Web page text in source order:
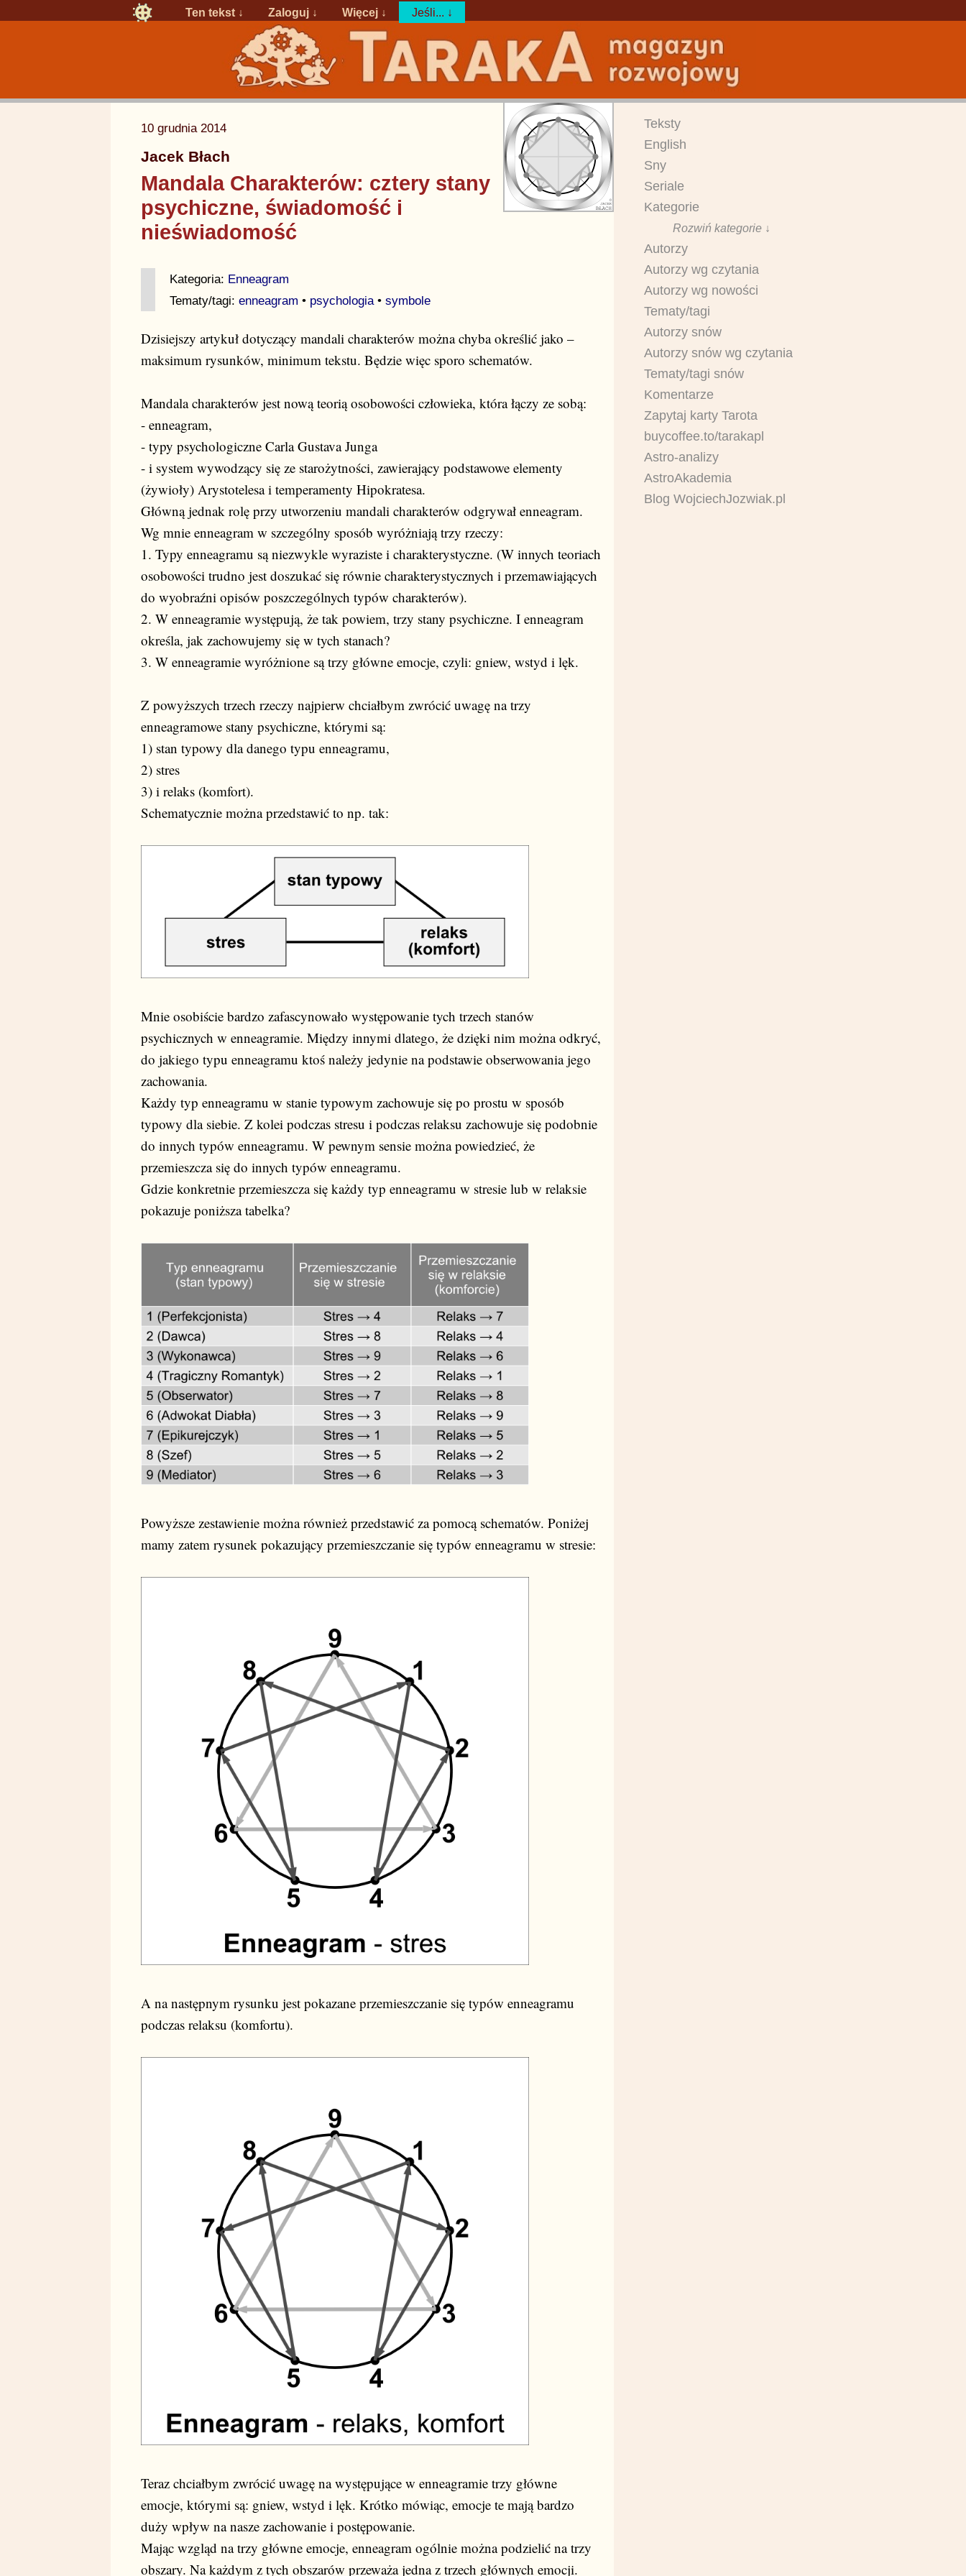
Ten tekst ↓ Zaloguj ↓ Więcej ↓ Jeśli... ↓
10 grudnia 2014
Jacek Błach
Mandala Charakterów: cztery stany
psychiczne, świadomość i
nieświadomość
Kategoria: Enneagram
Tematy/tagi: enneagram • psychologia • symbole
Dzisiejszy artykuł dotyczący mandali charakterów można chyba określić jako –
maksimum rysunków, minimum tekstu. Będzie więc sporo schematów.
Mandala charakterów jest nową teorią osobowości człowieka, która łączy ze sobą:
- enneagram,
- typy psychologiczne Carla Gustava Junga
- i system wywodzący się ze starożytności, zawierający podstawowe elementy
(żywioły) Arystotelesa i temperamenty Hipokratesa.
Główną jednak rolę przy utworzeniu mandali charakterów odgrywał enneagram.
Wg mnie enneagram w szczególny sposób wyróżniają trzy rzeczy:
1. Typy enneagramu są niezwykle wyraziste i charakterystyczne. (W innych teoriach
osobowości trudno jest doszukać się równie charakterystycznych i przemawiających
do wyobraźni opisów poszczególnych typów charakterów).
2. W enneagramie występują, że tak powiem, trzy stany psychiczne. I enneagram
określa, jak zachowujemy się w tych stanach?
3. W enneagramie wyróżnione są trzy główne emocje, czyli: gniew, wstyd i lęk.
Z powyższych trzech rzeczy najpierw chciałbym zwrócić uwagę na trzy
enneagramowe stany psychiczne, którymi są:
1) stan typowy dla danego typu enneagramu,
2) stres
3) i relaks (komfort).
Schematycznie można przedstawić to np. tak:
Mnie osobiście bardzo zafascynowało występowanie tych trzech stanów
psychicznych w enneagramie. Między innymi dlatego, że dzięki nim można odkryć,
do jakiego typu enneagramu ktoś należy jedynie na podstawie obserwowania jego
zachowania.
Każdy typ enneagramu w stanie typowym zachowuje się po prostu w sposób
typowy dla siebie. Z kolei podczas stresu i podczas relaksu zachowuje się podobnie
do innych typów enneagramu. W pewnym sensie można powiedzieć, że
przemieszcza się do innych typów enneagramu.
Gdzie konkretnie przemieszcza się każdy typ enneagramu w stresie lub w relaksie
pokazuje poniższa tabelka?
Powyższe zestawienie można również przedstawić za pomocą schematów. Poniżej
mamy zatem rysunek pokazujący przemieszczanie się typów enneagramu w stresie:
A na następnym rysunku jest pokazane przemieszczanie się typów enneagramu
podczas relaksu (komfortu).
Teraz chciałbym zwrócić uwagę na występujące w enneagramie trzy główne
emocje, którymi są: gniew, wstyd i lęk. Krótko mówiąc, emocje te mają bardzo
duży wpływ na nasze zachowanie i postępowanie.
Mając wzgląd na trzy główne emocje, enneagram ogólnie można podzielić na trzy
obszary. Na każdym z tych obszarów przeważa jedna z trzech głównych emocji.
Teksty
English
Sny
Seriale
Kategorie
Rozwiń kategorie ↓
Autorzy
Autorzy wg czytania
Autorzy wg nowości
Tematy/tagi
Autorzy snów
Autorzy snów wg czytania
Tematy/tagi snów
Komentarze
Zapytaj karty Tarota
buycoffee.to/tarakapl
Astro-analizy
AstroAkademia
Blog WojciechJozwiak.pl